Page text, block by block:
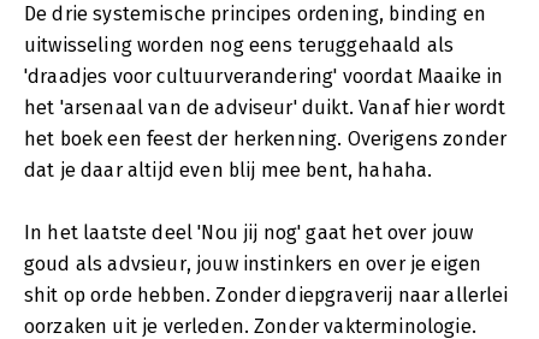
De drie systemische principes ordening, binding en
uitwisseling worden nog eens teruggehaald als
'draadjes voor cultuurverandering' voordat Maaike in
het 'arsenaal van de adviseur' duikt. Vanaf hier wordt
het boek een feest der herkenning. Overigens zonder
dat je daar altijd even blij mee bent, hahaha.
In het laatste deel 'Nou jij nog' gaat het over jouw
goud als advsieur, jouw instinkers en over je eigen
shit op orde hebben. Zonder diepgraverij naar allerlei
oorzaken uit je verleden. Zonder vakterminologie.